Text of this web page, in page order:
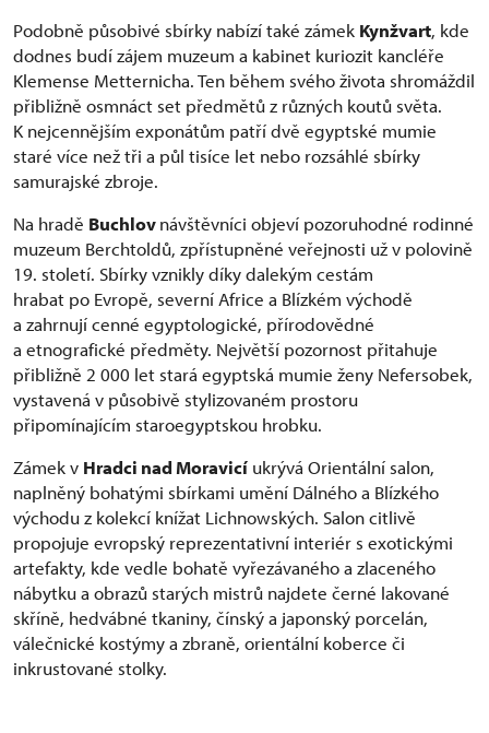
Podobně působivé sbírky nabízí také zámek Kynžvart, kde
dodnes budí zájem muzeum a kabinet kuriozit kancléře
Klemense Metternicha. Ten během svého života shromáždil
přibližně osmnáct set předmětů z různých koutů světa.
K nejcennějším exponátům patří dvě egyptské mumie
staré více než tři a půl tisíce let nebo rozsáhlé sbírky
samurajské zbroje.
Na hradě Buchlovnávštěvníci objeví pozoruhodné rodinné
muzeum Berchtoldů, zpřístupněné veřejnosti už v polovině
19. století. Sbírky vznikly díky dalekým cestám
hrabat po Evropě, severní Africe a Blízkém východě
a zahrnují cenné egyptologické, přírodovědné
a etnografické předměty. Největší pozornost přitahuje
přibližně 2 000 let stará egyptská mumie ženy Nefersobek,
vystavená v působivě stylizovaném prostoru
připomínajícím staroegyptskou hrobku.
Zámek v Hradci nad Moravicí ukrývá Orientální salon,
naplněný bohatými sbírkami umění Dálného a Blízkého
východu z kolekcí knížat Lichnowských. Salon citlivě
propojuje evropský reprezentativní interiér s exotickými
artefakty, kde vedle bohatě vyřezávaného a zlaceného
nábytku a obrazů starých mistrů najdete černé lakované
skříně, hedvábné tkaniny, čínský a japonský porcelán,
válečnické kostýmy a zbraně, orientální koberce či
inkrustované stolky.